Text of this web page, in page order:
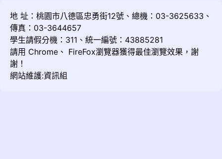
地 址：桃園市八德區忠勇街12號、總機：03-3625633、
傳真：03-3644657
學生請假分機：311、統一編號：43885281
請用 Chrome 、 FireFox瀏覽器獲得最佳瀏覽效果，謝
謝！
網站維護:資訊組